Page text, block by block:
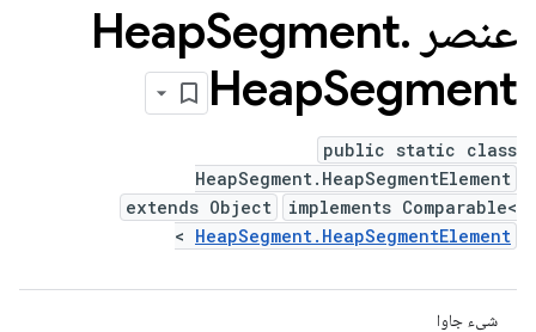
عنصر Heap Segment.
HeapSegment
public static class
HeapSegment.HeapSegmentElement
extends Object
implements Comparable<
HeapSegment.HeapSegmentElement
>
شیء جاوا